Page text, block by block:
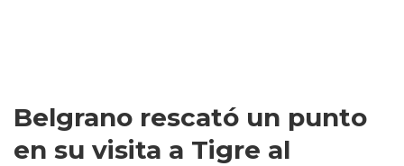
Belgrano rescató un punto
en su visita a Tigre al